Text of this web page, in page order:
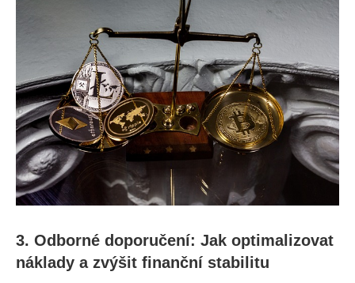
3. Odborné doporučení: Jak optimalizovat
náklady a zvýšit finanční stabilitu